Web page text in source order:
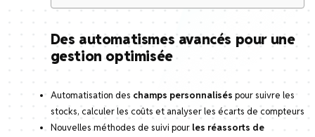
Des automatismes avancés pour une
gestion optimisée
Automatisation des champs personnalisés pour suivre les
stocks, calculer les coûts et analyser les écarts de compteurs
Nouvelles méthodes de suivi pour les réassorts de